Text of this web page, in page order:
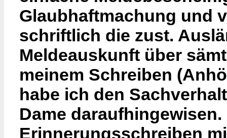
Glaubhaftmachung und
schriftlich die zust.
Meldeauskunft über
meinem Schreiben
habe ich den
Dame
Erinnerungsschreiben